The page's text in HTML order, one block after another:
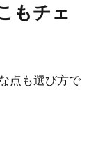
オシャレにキ
人たち。その中の
もチェ
点も選び方で